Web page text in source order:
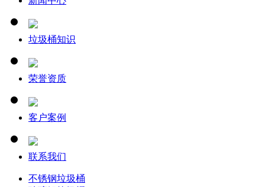
垃圾桶知识
荣誉资质
客户案例
联系我们
不锈钢垃圾桶